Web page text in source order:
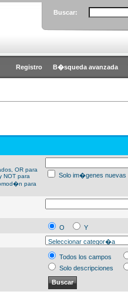
Buscar:
Registro B�squeda avanzada
OR para
NOT para
para
Solo im�genes nuevas
O
Y
Todos los campos
Solo descripciones